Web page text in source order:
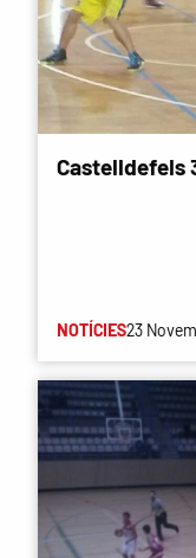
Castelldefels
NOTÍCIES23